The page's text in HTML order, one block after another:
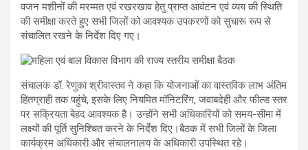
वजन मशीनों की मरम्मत एवं रखरखाव हेतु प्राप्त आवंटन एवं व्यय की स्थिति
की समीक्षा करते हुए सभी जिलों को आवश्यक उपकरणों को सुचारू रूप से
संचालित रखने के निर्देश दिए गए।
संचालक डॉ. रेणुका श्रीवास्तव ने कहा कि योजनाओं का वास्तविक लाभ अंतिम
हितग्राही तक पहुंचे, इसके लिए नियमित मॉनिटरिंग, जवाबदेही और फील्ड स्तर
पर सक्रियता बेहद आवश्यक है। उन्होंने सभी अधिकारियों को समय-सीमा में
लक्ष्यों की पूर्ति सुनिश्चित करने के निर्देश दिए।बैठक में सभी जिलों के जिला
कार्यक्रम अधिकारी और संचालनालय के अधिकारी उपस्थित रहे।